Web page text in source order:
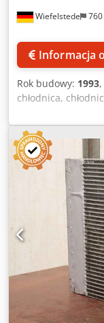
Wiefelstede
Informacja
Rok budowy: 1993
chłodnica,
wymiennik
hydraulicznego -
z lekkiego metalu
5.1074.4
1090/420/H715